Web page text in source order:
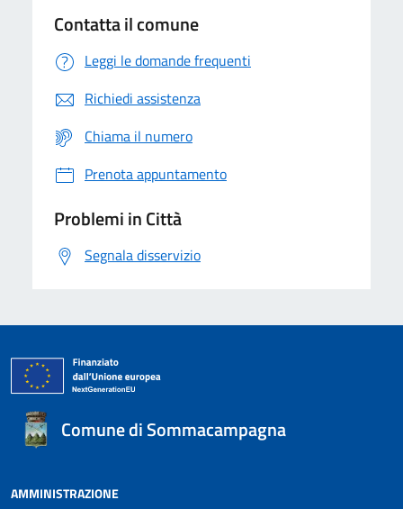
Contatta il comune
Leggi le domande frequenti
Richiedi assistenza
Chiama il numero
Prenota appuntamento
Problemi in Città
Segnala disservizio
Comune di Sommacampagna
AMMINISTRAZIONE